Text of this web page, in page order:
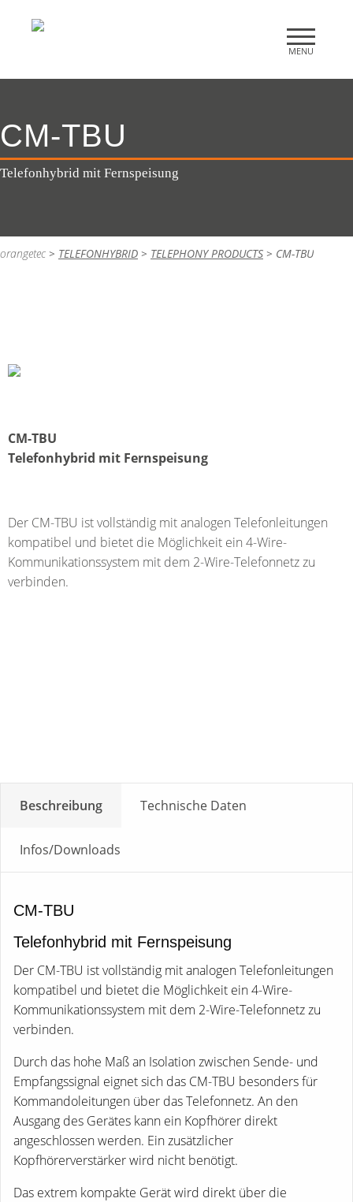
CM-TBU
Telefonhybrid mit Fernspeisung
orangetec > TELEFONHYBRID > TELEPHONY PRODUCTS > CM-TBU
CM-TBU
Telefonhybrid mit Fernspeisung
Der CM-TBU ist vollständig mit analogen Telefonleitungen
kompatibel und bietet die Möglichkeit ein 4-Wire-
Kommunikationssystem mit dem 2-Wire-Telefonnetz zu
verbinden.
Beschreibung Technische Daten
Infos/Downloads
CM-TBU
Telefonhybrid mit Fernspeisung
Der CM-TBU ist vollständig mit analogen Telefonleitungen
kompatibel und bietet die Möglichkeit ein 4-Wire-
Kommunikationssystem mit dem 2-Wire-Telefonnetz zu
verbinden.
Durch das hohe Maß an Isolation zwischen Sende- und
Empfangssignal eignet sich das CM-TBU besonders für
Kommandoleitungen über das Telefonnetz. An den
Ausgang des Gerätes kann ein Kopfhörer direkt
angeschlossen werden. Ein zusätzlicher
Kopfhörerverstärker wird nicht benötigt.
Das extrem kompakte Gerät wird direkt über die